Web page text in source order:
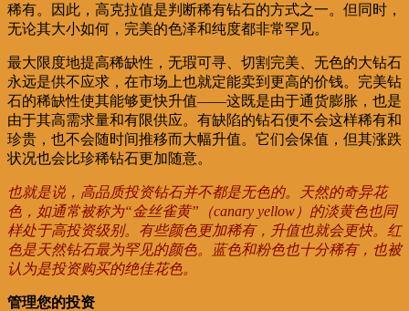
稀有。因此，高克拉值是判断稀有钻石的方式之一。但同时，
无论其大小如何，完美的色泽和纯度都非常罕见。
最大限度地提高稀缺性，无瑕可寻、切割完美、无色的大钻石
永远是供不应求，在市场上也就定能卖到更高的价钱。完美钻
石的稀缺性使其能够更快升值——这既是由于通货膨胀，也是
由于其高需求量和有限供应。有缺陷的钻石便不会这样稀有和
珍贵，也不会随时间推移而大幅升值。它们会保值，但其涨跌
状况也会比珍稀钻石更加随意。
也就是说，高品质投资钻石并不都是无色的。天然的奇异花
色，如通常被称为“金丝雀黄”（canary yellow）的淡黄色也同
样处于高投资级别。有些颜色更加稀有，升值也就会更快。红
色是天然钻石最为罕见的颜色。蓝色和粉色也十分稀有，也被
认为是投资购买的绝佳花色。
管理您的投资